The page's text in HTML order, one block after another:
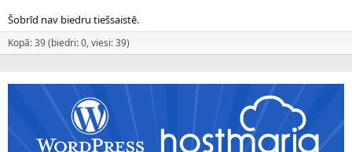
Šobrīd nav biedru tiešsaistē.
Kopā: 39 (biedri: 0, viesi: 39)